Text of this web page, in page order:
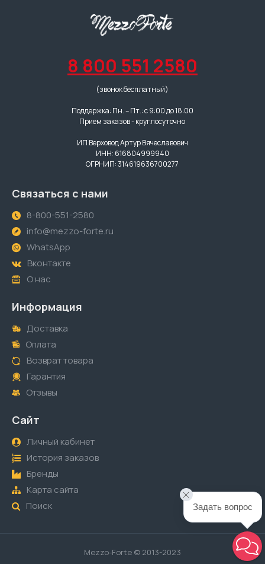
8 800 551 2580
(звонок бесплатный)
Поддержка: Пн. – Пт.: с 9:00 до 18:00
Прием заказов - круглосуточно
ИП Верховод Артур Вячеславович
ИНН: 616804999940
ОГРНИП: 314619636700277
Связаться с нами
8-800-551-2580
info@mezzo-forte.ru
WhatsApp
Вконтакте
О нас
Информация
Доставка
Оплата
Возврат товара
Гарантия
Отзывы
Сайт
Личный кабинет
История заказов
Бренды
Карта сайта
Поиск
Mezzo-Forte © 2013-2023
Задать вопрос